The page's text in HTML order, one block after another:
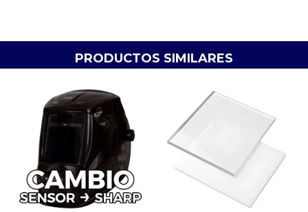
PRODUCTOS SIMILARES